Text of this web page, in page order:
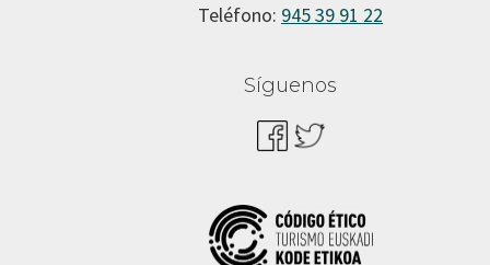
Teléfono: 945 39 91 22
Síguenos